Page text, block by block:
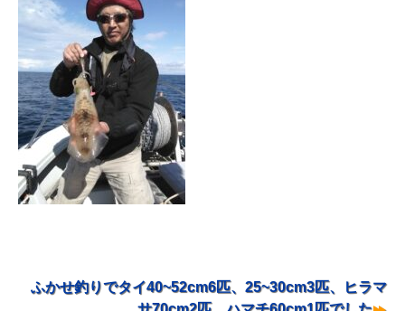
投稿ナビゲーション
ふかせ釣りでタイ40~52cm6匹、25~30cm3匹、ヒラマ